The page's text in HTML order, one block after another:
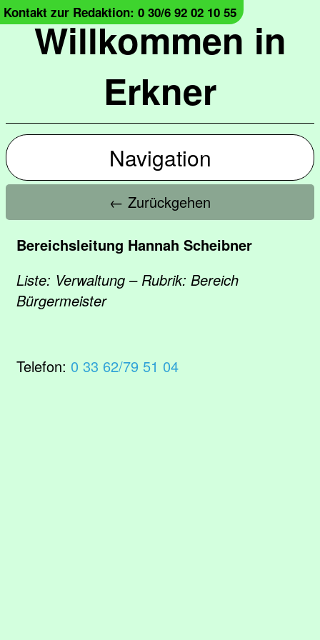
Willkommen in
Erkner
Kontakt zur Redaktion: 0 30/6 92 02 10 55
Navigation
← Zurückgehen
Bereichsleitung Hannah Scheibner
Liste: Verwaltung – Rubrik: Bereich
Bürgermeister
Telefon: 0 33 62/79 51 04